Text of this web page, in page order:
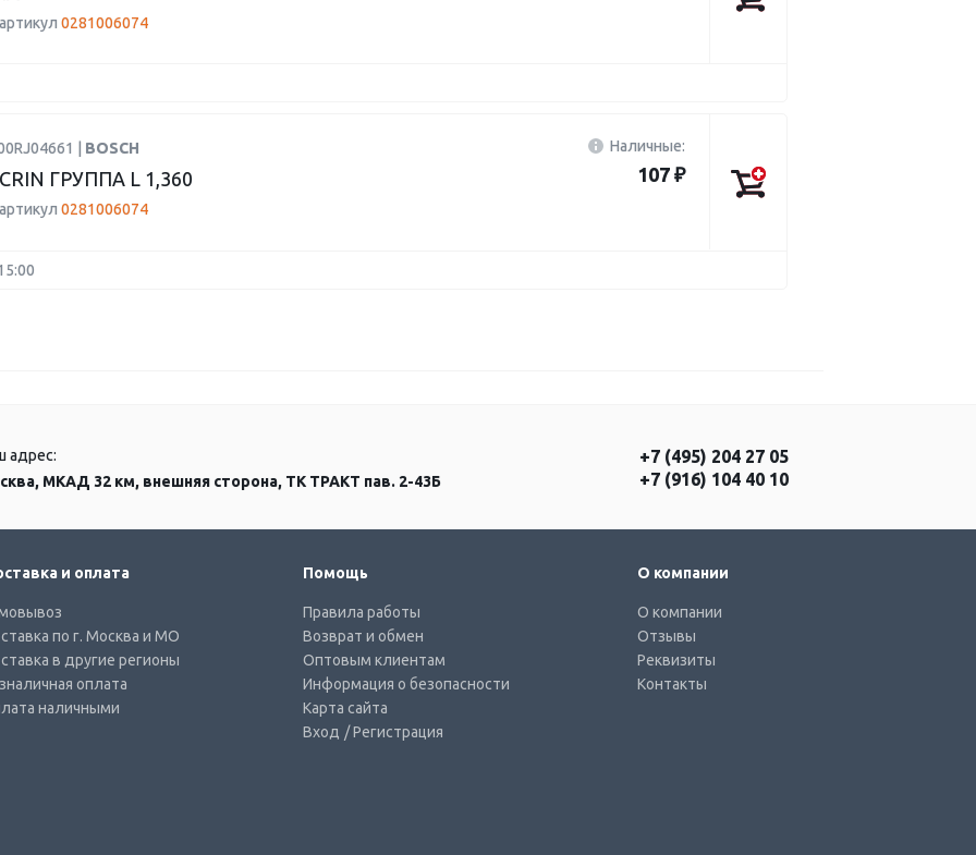
0281006074
| BOSCH
ГРУППА L 1,360
0281006074
Наличные:
107 ₽
адрес:
МКАД 32 км, внешняя сторона, ТК ТРАКТ пав. 2-43Б
+7 (495) 204 27 05
+7 (916) 104 40 10
и оплата
по г. Москва и МО
в другие регионы
оплата
наличными
Помощь
Правила работы
Возврат и обмен
Оптовым клиентам
Информация о безопасности
Карта сайта
Вход / Регистрация
О компании
О компании
Отзывы
Реквизиты
Контакты